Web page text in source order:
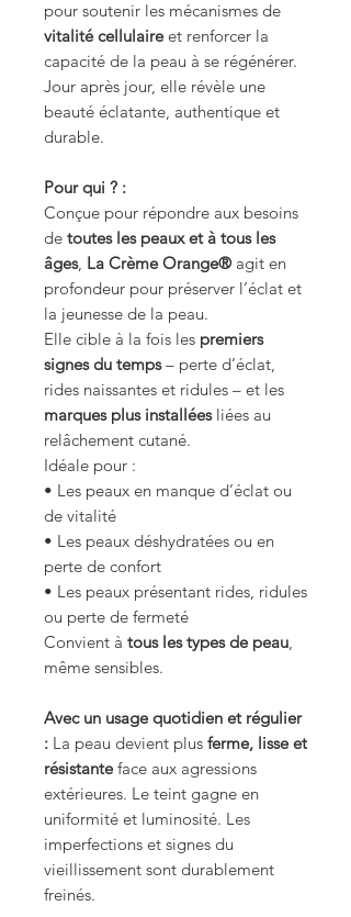
pour soutenir les mécanismes de
vitalité cellulaireet renforcer la
capacité de la peau à se régénérer.
Jour après jour, elle révèle une
beauté éclatante, authentique et
durable.
Pour qui ? :
Conçue pour répondre aux besoins
de toutes les peaux et à tous les
âges, La Crème Orange®agit en
profondeur pour préserver l’éclat et
la jeunesse de la peau.
Elle cible à la fois les premiers
signes du temps– perte d’éclat,
rides naissantes et ridules – et les
marques plus installéesliées au
relâchement cutané.
Idéale pour :
• Les peaux en manque d’éclat ou
de vitalité
• Les peaux déshydratées ou en
perte de confort
• Les peaux présentant rides, ridules
ou perte de fermeté
Convient à tous les types de peau,
même sensibles.
Avec un usage quotidien et régulier
: La peau devient plus ferme, lisse et
résistanteface aux agressions
extérieures. Le teint gagne en
uniformité et luminosité. Les
imperfections et signes du
vieillissement sont durablement
freinés.